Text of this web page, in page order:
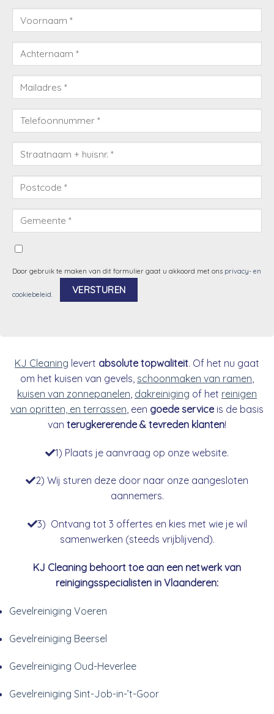
Door gebruik te maken van dit formulier gaat u akkoord met ons privacy- en
cookiebeleid.
KJ Cleaning levert absolute topwaliteit. Of het nu gaat
om het kuisen van gevels, schoonmaken van ramen
kuisen van zonnepanelen dakreiniging of het reinigen
van opritten, en terrassen , een goede serviceis de basis
van terugkererende & tevreden klanten!
1) Plaats je aanvraag op onze website.
2) Wij sturen deze door naar onze aangesloten
aannemers.
3) Ontvang tot 3 offertes en kies met wie je wil
samenwerken (steeds vrijblijvend).
KJ Cleaning behoort toe aan een netwerk van
reinigingsspecialisten in Vlaanderen:
Gevelreiniging Voeren
Gevelreiniging Beersel
Gevelreiniging Oud-Heverlee
Gevelreiniging Sint-Job-in-’t-Goor